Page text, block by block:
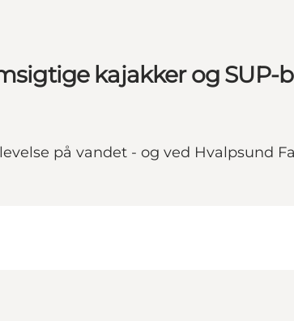
kajakker og SUP-
på vandet - og ved Hvalpsund